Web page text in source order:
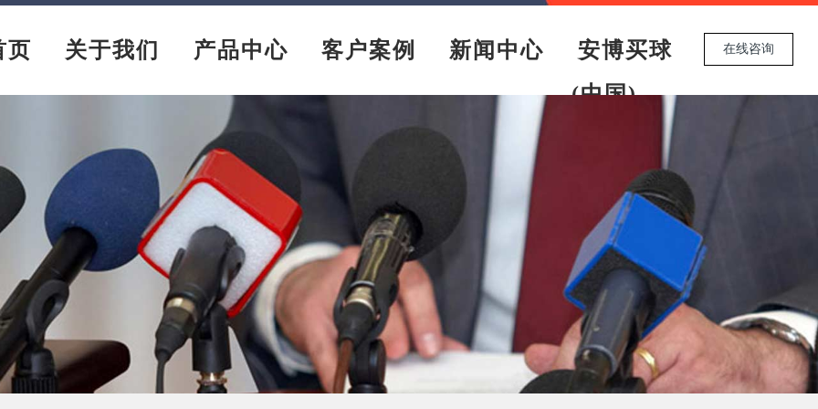
页 关于我们 产品中心 客户案例 新闻中心
安博买球
(中国)
在线咨询